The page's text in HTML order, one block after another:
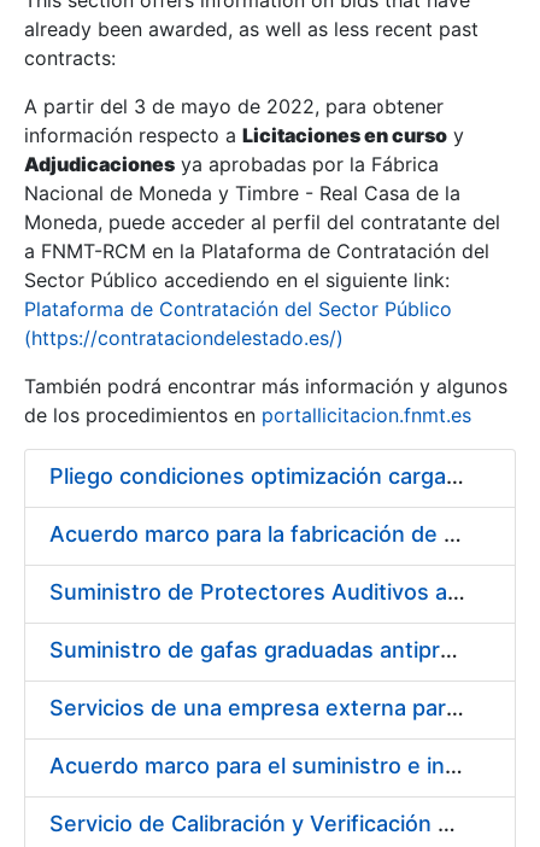
Show/Hide
Show/Hide
Show/Hide
already been awarded, as well as less recent past
contracts:
A partir del 3 de mayo de 2022, para obtener
información respecto a Licitaciones en curso y
Adjudicaciones ya aprobadas por la Fábrica
Nacional de Moneda y Timbre - Real Casa de la
Moneda, puede acceder al perfil del contratante del
a FNMT-RCM en la Plataforma de Contratación del
Sector Público accediendo en el siguiente link:
Plataforma de Contratación del Sector Público
(https://contrataciondelestado.es/)
También podrá encontrar más información y algunos
de los procedimientos en portallicitacion.fnmt.es
Pliego condiciones optimización cargas compras firmado
Acuerdo marco para la fabricación de piezas
Suministro de Protectores Auditivos a medida para las personas trabajadoras de los Centros de Trabajo de Madrid y Burgos
Suministro de gafas graduadas antiproyecciones para los trabajadores de la FNMT-RCM en los centros de trabajo de Madrid y Burgos
Servicios de una empresa externa para el asesoramiento y resolución de los recursos de alzada que se presentan relacionados con procesos de selección para la FNMT-RCM
Acuerdo marco para el suministro e instalación de persianas, estores y otros complementos
Servicio de Calibración y Verificación Externa de los Equipos de Medición del Servicio de Prevención de la FNMT-RCM